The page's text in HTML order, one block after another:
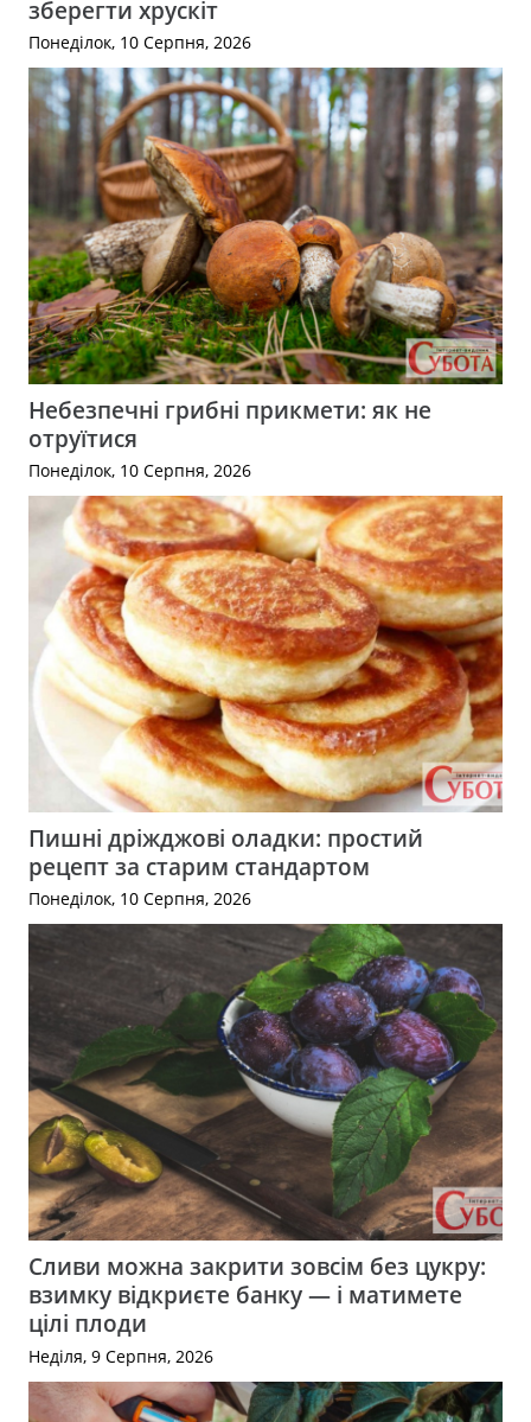
зберегти хрускіт
Понеділок, 10 Серпня, 2026
Небезпечні грибні прикмети: як не
отруїтися
Понеділок, 10 Серпня, 2026
Пишні дріжджові оладки: простий
рецепт за старим стандартом
Понеділок, 10 Серпня, 2026
Сливи можна закрити зовсім без цукру:
взимку відкриєте банку — і матимете
цілі плоди
Неділя, 9 Серпня, 2026